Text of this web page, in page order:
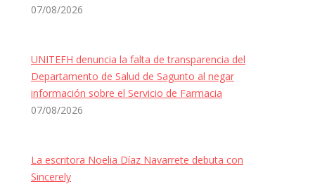
07/08/2026
UNITEFH denuncia la falta de transparencia del
Departamento de Salud de Sagunto al negar
información sobre el Servicio de Farmacia
07/08/2026
La escritora Noelia Díaz Navarrete debuta con
Sincerely